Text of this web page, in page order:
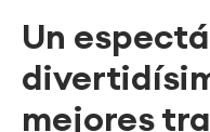
Un
mejores